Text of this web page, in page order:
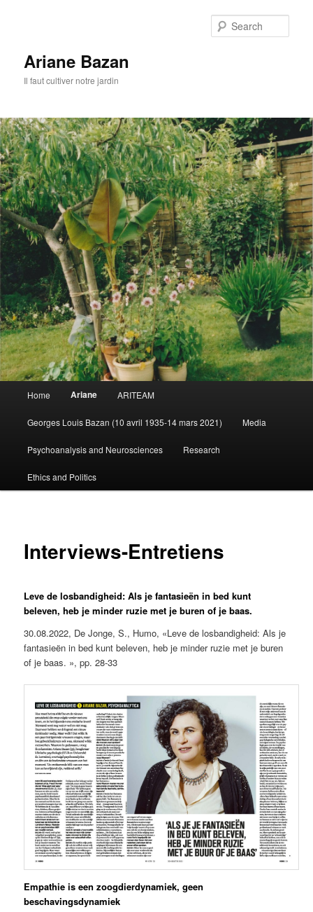
Ariane Bazan
Il faut cultiver notre jardin
Skip
to
primary
Home Ariane ARITEAM
Georges Louis Bazan (10 avril 1935-14 mars 2021) Media
Psychoanalysis and Neurosciences Research
Ethics and Politics
Interviews-Entretiens
Leve de losbandigheid: Als je fantasieën in bed kunt
beleven, heb je minder ruzie met je buren of je baas.
30.08.2022, De Jonge, S., Humo, «Leve de losbandigheid: Als je
fantasieën in bed kunt beleven, heb je minder ruzie met je buren
of je baas. », pp. 28-33
Empathie is een zoogdierdynamiek, geen
beschavingsdynamiek